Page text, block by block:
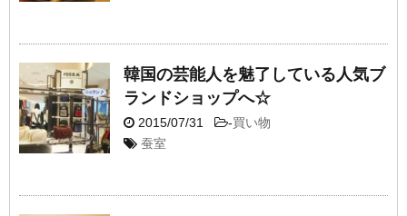
韓国の芸能人を魅了している人気ブ
ランドショップへ☆
2015/07/31 -買い物
蚕室